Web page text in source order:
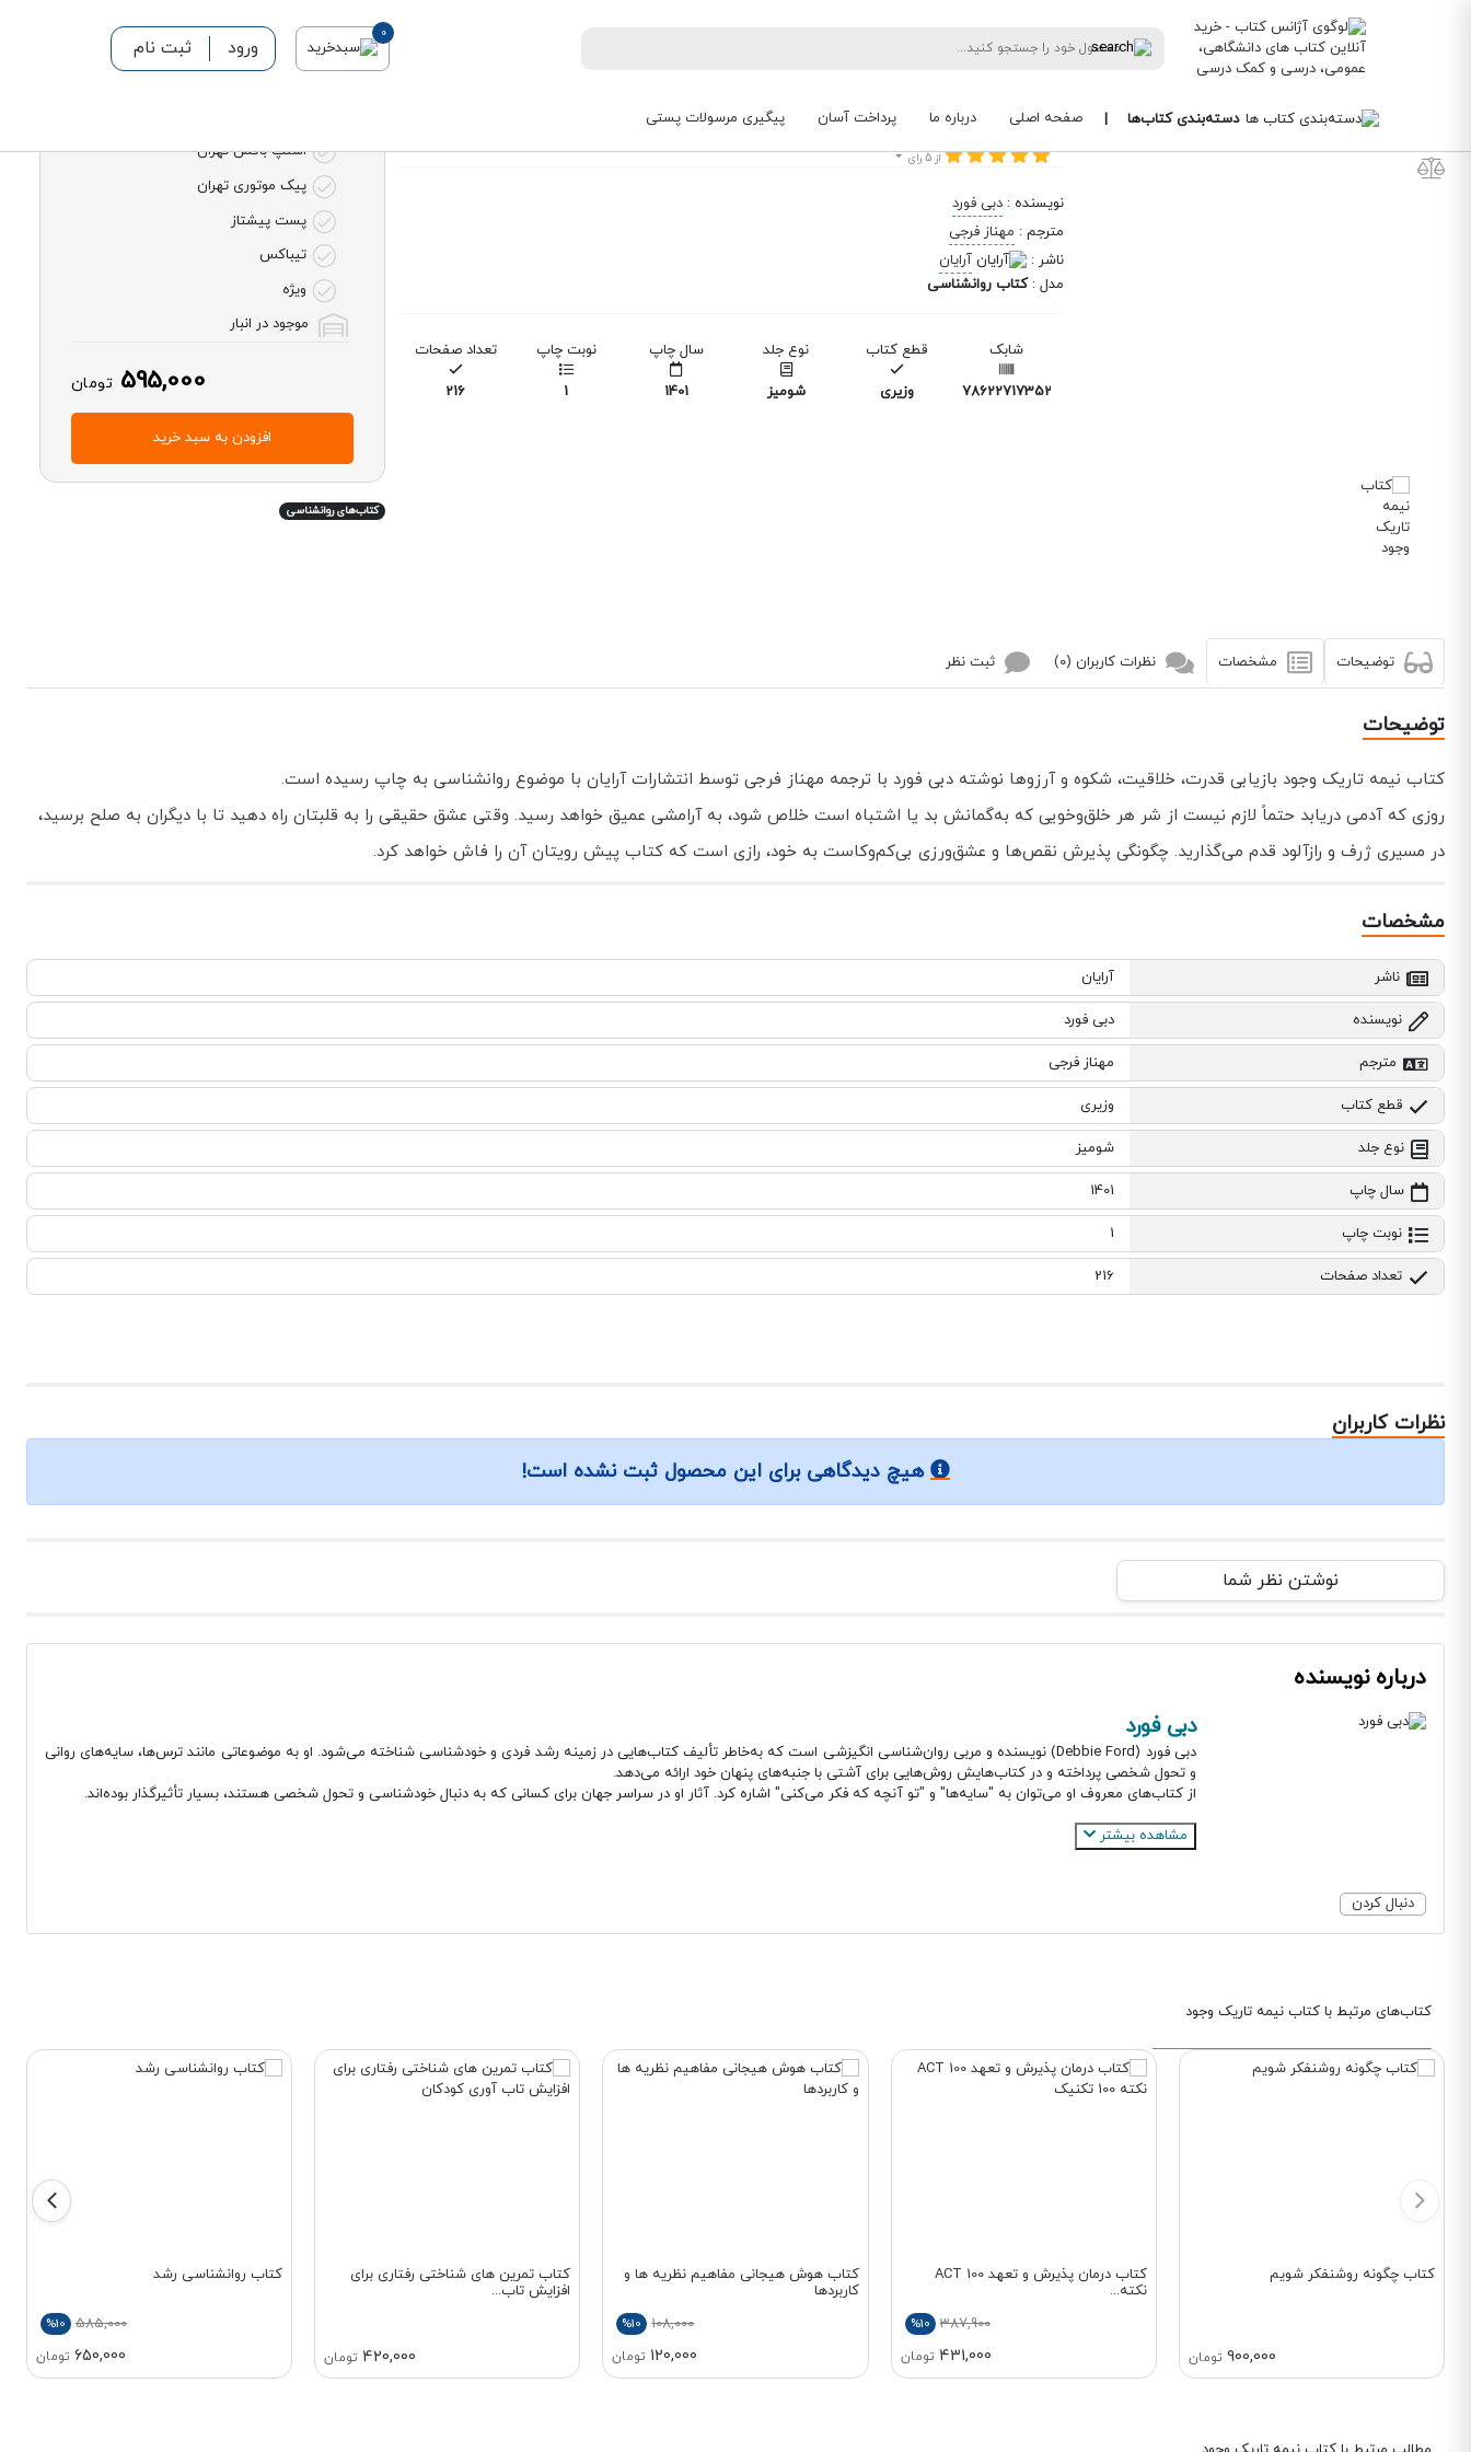
0
ورود ثبت نام
دسته‌بندی کتاب‌ها | صفحه اصلی درباره ما پرداخت آسان پیگیری مرسولات پستی
کتاب‌های دانشگاهی / علوم انسانی / روانشناسی کتاب نیمه تاریک وجود
بازیابی قدرت، خلاقیت، شکوه و آرزوها
از 5 رای
نویسنده : دبی فورد
مترجم : مهناز فرجی
ناشر :
آرایان
مدل :کتاب روانشناسی
شابک
9786227173529
قطع کتاب
وزیری
نوع جلد
شومیز
سال چاپ
1401
نوبت چاپ
1
تعداد صفحات
216
اسنپ باکس تهران
پیک موتوری تهران
پست پیشتاز
تیباکس
ویژه
موجود در انبار
595,000 تومان
افزودن به سبد خرید
کتاب‌های روانشناسی
توضیحات مشخصات نظرات کاربران (0) ثبت نظر
توضیحات
کتاب نیمه تاریک وجود بازیابی قدرت، خلاقیت، شکوه و آرزوها نوشته دبی فورد با ترجمه مهناز فرجی توسط انتشارات آرایان با موضوع روانشناسی به چاپ رسیده است.
روزی که آدمی دریابد حتماً لازم نیست از شر هر خلق‌و‌خویی که به‌گمانش بد یا اشتباه است خلاص شود، به آرامشی عمیق خواهد رسید. وقتی عشق حقیقی را به قلبتان راه دهید تا با دیگران به صلح برسید،
در مسیری ژرف و رازآلود قدم می‌گذارید. چگونگی پذیرش نقص‌ها و عشق‌ورزی بی‌کم‌و‌کاست به خود، رازی است که کتاب پیش رویتان آن را فاش خواهد کرد.
مشخصات
ناشر آرایان
نویسنده دبی فورد
مترجم مهناز فرجی
قطع کتاب وزیری
نوع جلد شومیز
سال چاپ 1401
نوبت چاپ 1
تعداد صفحات 216
نظرات کاربران
هیچ دیدگاهی برای این محصول ثبت نشده است!
نوشتن نظر شما
درباره نویسنده
دنبال کردن
دبی فورد
دبی فورد (Debbie Ford) نویسنده و مربی روان‌شناسی انگیزشی است که به‌خاطر تألیف کتاب‌هایی در زمینه رشد فردی و خودشناسی شناخته می‌شود. او به موضوعاتی مانند ترس‌ها، سایه‌های روانی
و تحول شخصی پرداخته و در کتاب‌هایش روش‌هایی برای آشتی با جنبه‌های پنهان خود ارائه می‌دهد.
از کتاب‌های معروف او می‌توان به "سایه‌ها" و "تو آنچه که فکر می‌کنی" اشاره کرد. آثار او در سراسر جهان برای کسانی که به دنبال خودشناسی و تحول شخصی هستند، بسیار تأثیرگذار بوده‌اند.
مشاهده بیشتر
کتاب‌های مرتبط با کتاب نیمه تاریک وجود
کتاب چگونه روشنفکر شویم
900,000 تومان
کتاب درمان پذیرش و تعهد ACT 100
نکته...
387,900
%10
431,000 تومان
کتاب هوش هیجانی مفاهیم نظریه ها و
کاربردها
108,000
%10
120,000 تومان
کتاب تمرین های شناختی رفتاری برای
افزایش تاب...
420,000 تومان
کتاب روانشناسی رشد
585,000
%10
650,000 تومان